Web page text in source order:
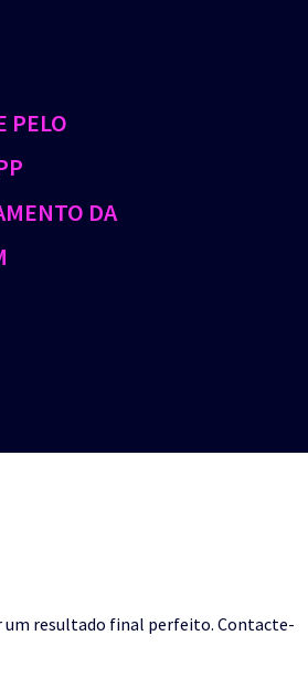
PELO
DA
um resultado final perfeito. Contacte-